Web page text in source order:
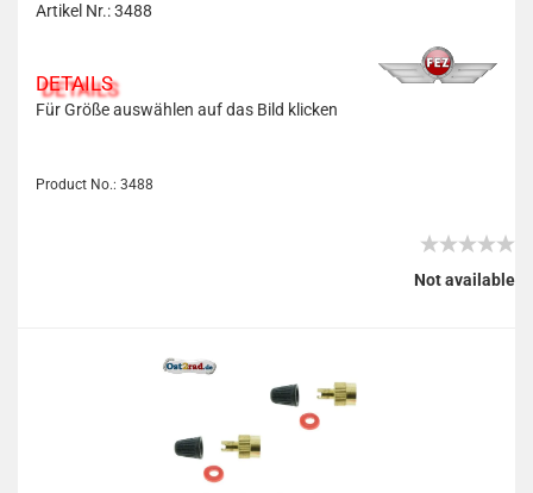
Artikel Nr.: 3488
DETAILS
Für Größe auswählen auf das Bild klicken
Product No.: 3488
Not available